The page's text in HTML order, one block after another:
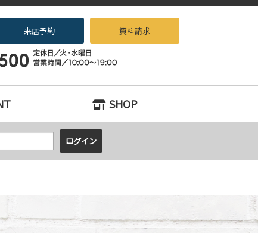
ベーション専門店beans』へお任せください！
来店予約 資料請求
SHOP